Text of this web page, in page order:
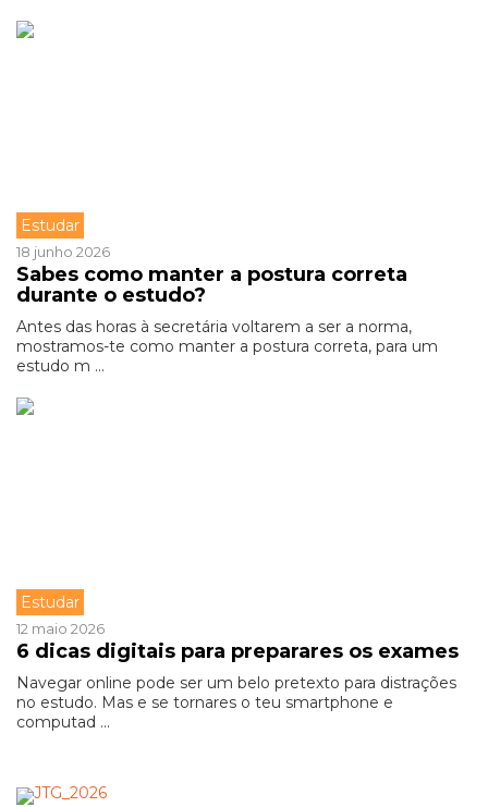
Estudar
18 junho 2026
Sabes como manter a postura correta
durante o estudo?
Antes das horas à secretária voltarem a ser a norma,
mostramos-te como manter a postura correta, para um
estudo m ...
Estudar
12 maio 2026
6 dicas digitais para preparares os exames
Navegar online pode ser um belo pretexto para distrações
no estudo. Mas e se tornares o teu smartphone e
computad ...